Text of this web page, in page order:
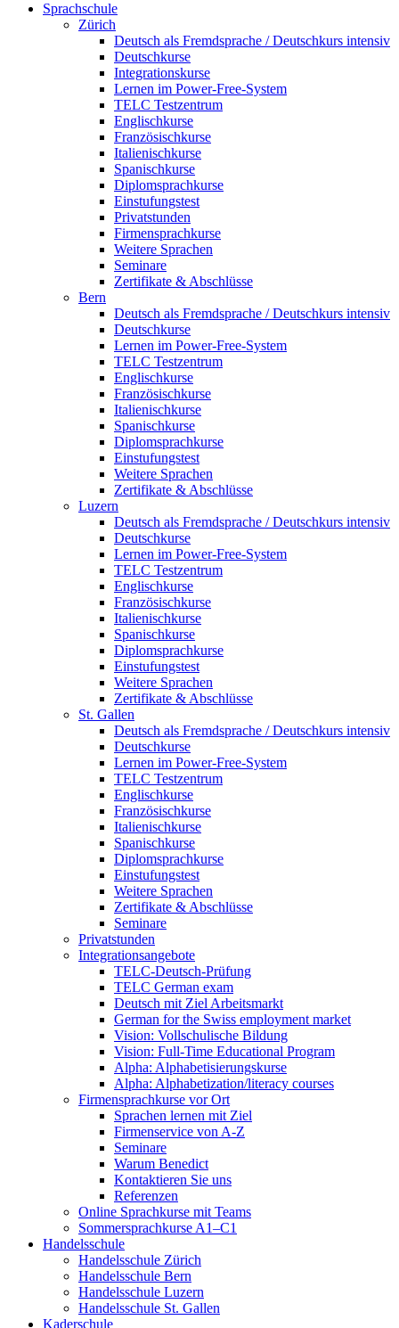
Sprachschule
Zürich
Deutsch als Fremdsprache / Deutschkurs intensiv
Deutschkurse
Integrationskurse
Lernen im Power-Free-System
TELC Testzentrum
Englischkurse
Französischkurse
Italienischkurse
Spanischkurse
Diplomsprachkurse
Einstufungstest
Privatstunden
Firmensprachkurse
Weitere Sprachen
Seminare
Zertifikate & Abschlüsse
Bern
Deutsch als Fremdsprache / Deutschkurs intensiv
Deutschkurse
Lernen im Power-Free-System
TELC Testzentrum
Englischkurse
Französischkurse
Italienischkurse
Spanischkurse
Diplomsprachkurse
Einstufungstest
Weitere Sprachen
Zertifikate & Abschlüsse
Luzern
Deutsch als Fremdsprache / Deutschkurs intensiv
Deutschkurse
Lernen im Power-Free-System
TELC Testzentrum
Englischkurse
Französischkurse
Italienischkurse
Spanischkurse
Diplomsprachkurse
Einstufungstest
Weitere Sprachen
Zertifikate & Abschlüsse
St. Gallen
Deutsch als Fremdsprache / Deutschkurs intensiv
Deutschkurse
Lernen im Power-Free-System
TELC Testzentrum
Englischkurse
Französischkurse
Italienischkurse
Spanischkurse
Diplomsprachkurse
Einstufungstest
Weitere Sprachen
Zertifikate & Abschlüsse
Seminare
Privatstunden
Integrationsangebote
TELC-Deutsch-Prüfung
TELC German exam
Deutsch mit Ziel Arbeitsmarkt
German for the Swiss employment market
Vision: Vollschulische Bildung
Vision: Full-Time Educational Program
Alpha: Alphabetisierungskurse
Alpha: Alphabetization/literacy courses
Firmensprachkurse vor Ort
Sprachen lernen mit Ziel
Firmenservice von A-Z
Seminare
Warum Benedict
Kontaktieren Sie uns
Referenzen
Online Sprachkurse mit Teams
Sommersprachkurse A1–C1
Handelsschule
Handelsschule Zürich
Handelsschule Bern
Handelsschule Luzern
Handelsschule St. Gallen
Kaderschule